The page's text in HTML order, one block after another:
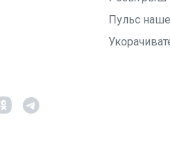
Пульс